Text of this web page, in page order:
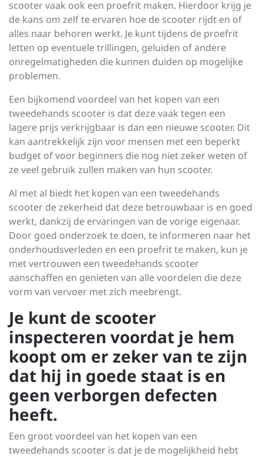
scooter vaak ook een proefrit maken. Hierdoor krijg je
de kans om zelf te ervaren hoe de scooter rijdt en of
alles naar behoren werkt. Je kunt tijdens de proefrit
letten op eventuele trillingen, geluiden of andere
onregelmatigheden die kunnen duiden op mogelijke
problemen.
Een bijkomend voordeel van het kopen van een
tweedehands scooter is dat deze vaak tegen een
lagere prijs verkrijgbaar is dan een nieuwe scooter. Dit
kan aantrekkelijk zijn voor mensen met een beperkt
budget of voor beginners die nog niet zeker weten of
ze veel gebruik zullen maken van hun scooter.
Al met al biedt het kopen van een tweedehands
scooter de zekerheid dat deze betrouwbaar is en goed
werkt, dankzij de ervaringen van de vorige eigenaar.
Door goed onderzoek te doen, te informeren naar het
onderhoudsverleden en een proefrit te maken, kun je
met vertrouwen een tweedehands scooter
aanschaffen en genieten van alle voordelen die deze
vorm van vervoer met zich meebrengt.
Je kunt de scooter
inspecteren voordat je hem
koopt om er zeker van te zijn
dat hij in goede staat is en
geen verborgen defecten
heeft.
Een groot voordeel van het kopen van een
tweedehands scooter is dat je de mogelijkheid hebt